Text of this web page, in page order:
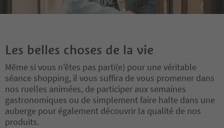
Les belles choses de la vie
Même si vous n'êtes pas parti(e) pour une véritable
séance shopping, il vous suffira de vous promener dans
nos ruelles animées, de participer aux semaines
gastronomiques ou de simplement faire halte dans une
auberge pour également découvrir la qualité de nos
produits.